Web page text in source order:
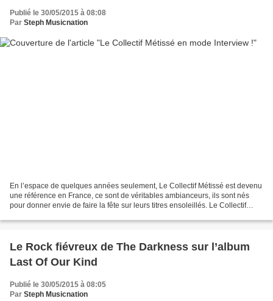
Publié le 30/05/2015 à 08:08
Par Steph Musicnation
En l’espace de quelques années seulement, Le Collectif Métissé est devenu
une référence en France, ce sont de véritables ambianceurs, ils sont nés
pour donner envie de faire la fête sur leurs titres ensoleillés. Le Collectif
Le Rock fiévreux de The Darkness sur l’album
Last Of Our Kind
Publié le 30/05/2015 à 08:05
Par Steph Musicnation